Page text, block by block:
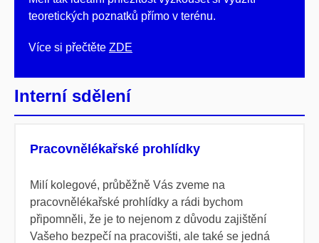
teoretických poznatků přímo v terénu.
Více si přečtěte ZDE
Interní sdělení
Pracovnělékařské prohlídky
Milí kolegové, průběžně Vás zveme na
pracovnělékařské prohlídky a rádi bychom
připomněli, že je to nejenom z důvodu zajištění
Vašeho bezpečí na pracovišti, ale také se jedná